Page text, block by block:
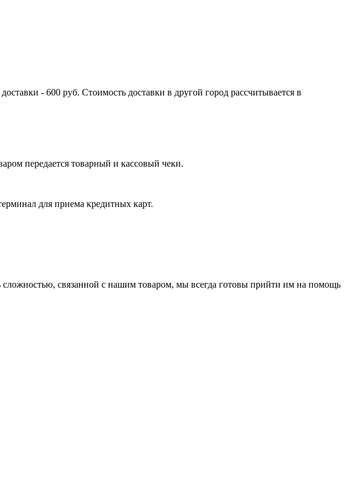
- 600 руб. Стоимость доставки в другой город рассчитывается в
передается товарный и кассовый чеки.
для приема кредитных карт.
сложностью, связанной с нашим товаром, мы всегда готовы прийти им на помощь